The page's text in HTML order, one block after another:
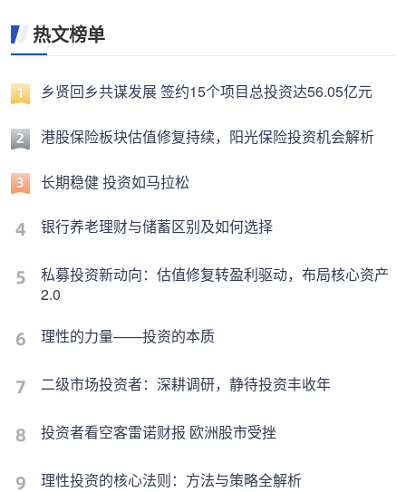
热文榜单
乡贤回乡共谋发展 签约15个项目总投资达56.05亿元
港股保险板块估值修复持续，阳光保险投资机会解析
长期稳健 投资如马拉松
银行养老理财与储蓄区别及如何选择
私募投资新动向：估值修复转盈利驱动，布局核心资产
2.0
理性的力量——投资的本质
二级市场投资者：深耕调研，静待投资丰收年
投资者看空客雷诺财报 欧洲股市受挫
理性投资的核心法则：方法与策略全解析